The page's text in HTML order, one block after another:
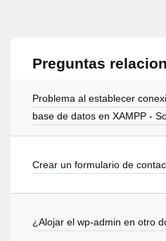
Preguntas
Problema al establecer
base de datos en XAMPP -
Crear un formulario de
¿Alojar el wp-admin en otro